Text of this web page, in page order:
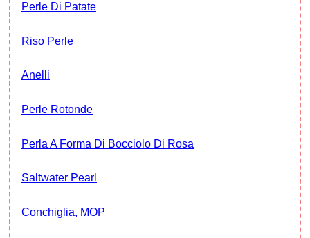
Perle Di Patate
Riso Perle
Anelli
Perle Rotonde
Perla A Forma Di Bocciolo Di Rosa
Saltwater Pearl
Conchiglia, MOP